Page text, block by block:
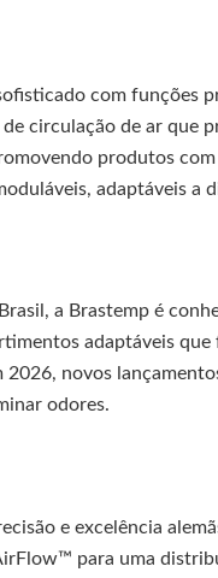
com funções
circulação de ar que
produtos
adaptáveis a
a Brastemp é
adaptáveis
2026, novos
odores.
e excelência
para uma